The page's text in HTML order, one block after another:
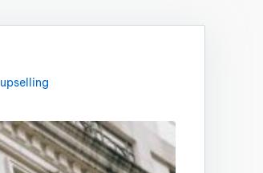
upselling